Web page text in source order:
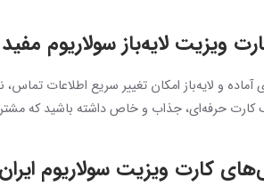
ویزیت لایه‌باز سولاریوم
آماده و لایه‌باز امکان تغییر سریع اطلاعات
کارت حرفه‌ای، جذاب و خاص داشته باشید که
کارت ویزیت سولاریوم